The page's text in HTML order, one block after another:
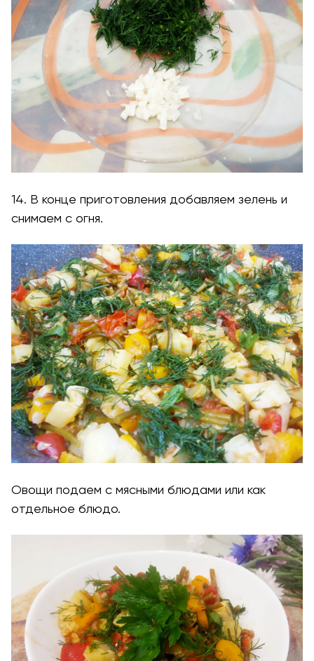
14. В конце приготовления добавляем зелень и
снимаем с огня.
Овощи подаем с мясными блюдами или как
отдельное блюдо.